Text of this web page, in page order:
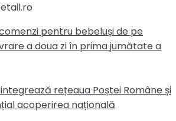
pentru bebeluși de pe
a doua zi în prima jumătate a
rețeaua Poștei Române și
acoperirea națională